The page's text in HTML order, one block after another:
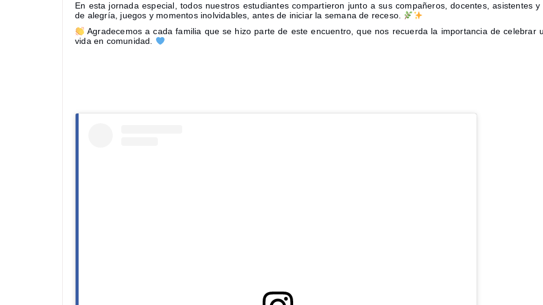
En esta jornada especial, todos nuestros estudiantes compartieron junto a sus compañeros, docentes, asistentes
de alegría, juegos y momentos inolvidables, antes de iniciar la semana de receso.
Agradecemos a cada familia que se hizo parte de este encuentro, que nos recuerda la importancia de celebrar
vida en comunidad.